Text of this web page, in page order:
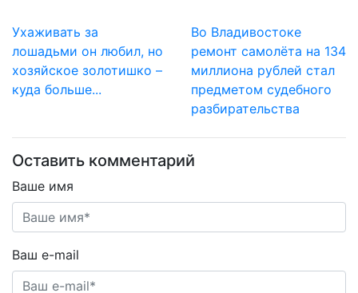
Ухаживать за
лошадьми он любил, но
хозяйское золотишко –
куда больше...
Во Владивостоке
ремонт самолёта на 134
миллиона рублей стал
предметом судебного
разбирательства
Оставить комментарий
Ваше имя
Ваш e-mail